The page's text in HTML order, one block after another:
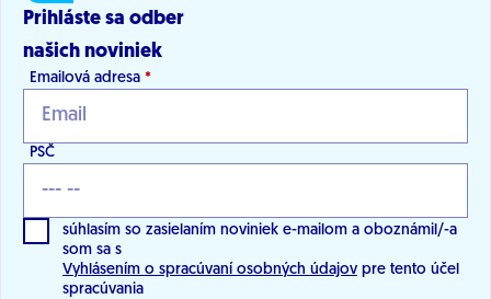
Prihláste sa odber
našich noviniek
Emailová adresa *
PSČ
súhlasím so zasielaním noviniek e-mailom a oboznámil/-a
som sa s
Vyhlásením o spracúvaní osobných údajov pre tento účel
spracúvania